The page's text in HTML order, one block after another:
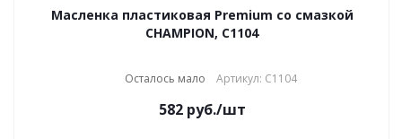
Масленка пластиковая Premium со смазкой
CHAMPION, C1104
Осталось мало Артикул: C1104
582руб./шт